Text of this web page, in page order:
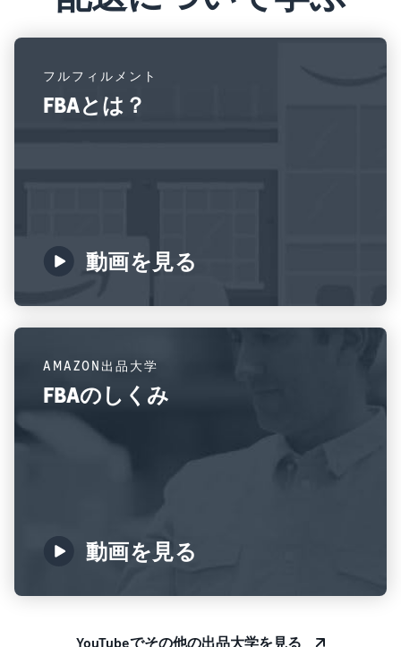
フルフィルメント
FBAとは？
動画を見る
AMAZON出品大学
FBAのしくみ
動画を見る
YouTubeでその他の出品大学を見る